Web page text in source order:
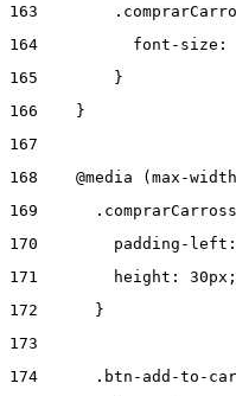
163
164
font-size:
165
        }
166
    }
167
168
@media (max-
169
170
padding-
171
height:
172
      }
173
174
.btn-add-to-